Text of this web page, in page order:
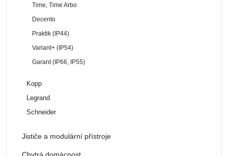
Time, Time Arbo
Decento
Praktik (IP44)
Variant+ (IP54)
Garant (IP66, IP55)
Kopp
Legrand
Schneider
Jističe a modulární přístroje